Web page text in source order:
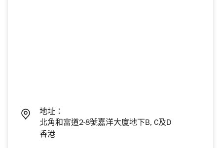
地址：
北角和富道2-8號嘉洋大廈地下B, C及D
香港